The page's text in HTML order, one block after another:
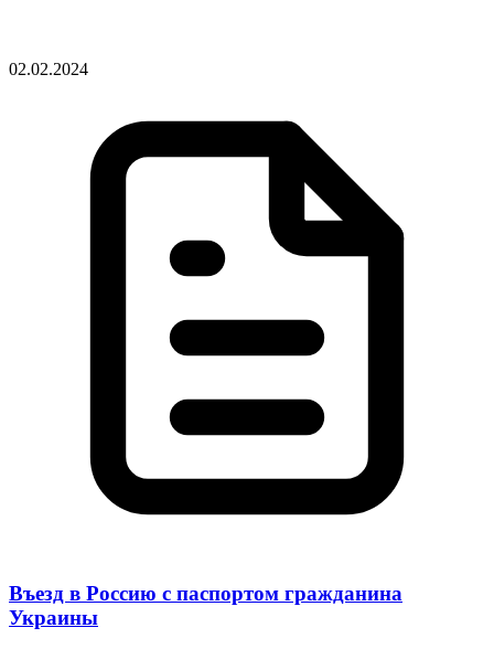
02.02.2024
Въезд в Россию с паспортом гражданина
Украины